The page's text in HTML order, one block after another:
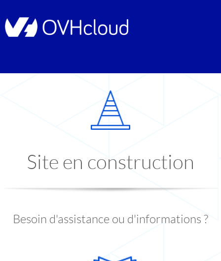
Site en construction
Besoin d'assistance ou d'informations ?